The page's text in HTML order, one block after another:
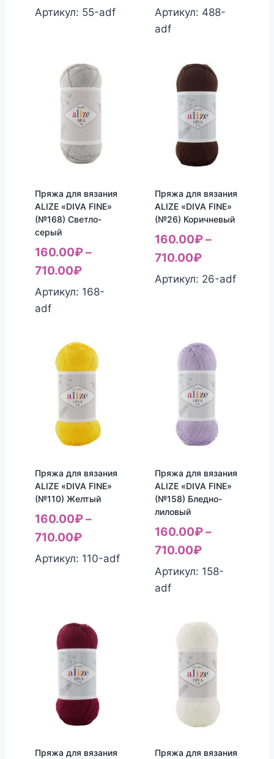
Артикул: 55-adf
Артикул: 488-
adf
Пряжа для вязания
ALIZE «DIVA FINE»
(№168) Светло-
серый
160.00₽–
710.00₽
Артикул: 168-
adf
Пряжа для вязания
ALIZE «DIVA FINE»
(№26) Коричневый
160.00₽–
710.00₽
Артикул: 26-adf
Пряжа для вязания
ALIZE «DIVA FINE»
(№110) Желтый
160.00₽–
710.00₽
Артикул: 110-adf
Пряжа для вязания
ALIZE «DIVA FINE»
(№158) Бледно-
лиловый
160.00₽–
710.00₽
Артикул: 158-
adf
Пряжа для вязания
Пряжа для вязания